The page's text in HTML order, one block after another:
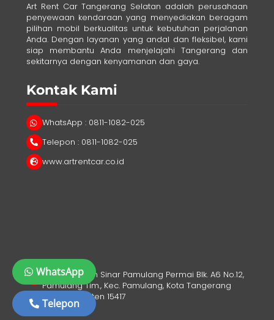
WhatsApp
Telepon
Art Rent Car Tangerang Selatan adalah perusahaan
penyewaan kendaraan yang menyediakan beragam
pilihan mobil berkualitas untuk kebutuhan perjalanan
Anda. Dengan layanan yang andal dan fleksibel, kami
siap membantu Anda menjelajahi Tangerang dan
sekitarnya dengan kenyamanan dan gaya.
Kontak Kami
WhatsApp : 0811-1082-025
Telepon : 0811-1082-025
www.artrentcar.co.id
Jl. Perumahan Sinar Pamulang Permai Blk. A6 No.12,
Pamulang Tim., Kec. Pamulang, Kota Tangerang
Selatan, Banten 15417